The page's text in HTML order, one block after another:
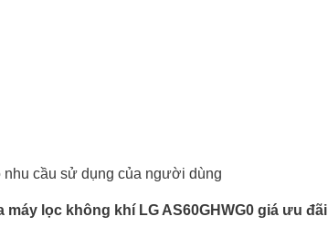
cầu sử dụng của người dùng
lọc không khí LG AS60GHWG0 giá ưu đãi